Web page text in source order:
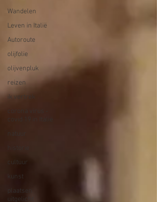
Wandelen
Leven in Italië
Autoroute
olijfolie
olijvenpluk
reizen
ik vertrek
natuur
cultuur
kunst
plaatsen
uitgelicht